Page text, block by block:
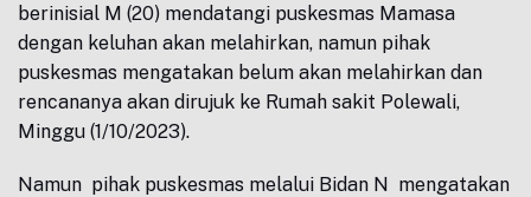
berinisial M (20) mendatangi puskesmas Mamasa
dengan keluhan akan melahirkan, namun pihak
puskesmas mengatakan belum akan melahirkan dan
rencananya akan dirujuk ke Rumah sakit Polewali,
Minggu (1/10/2023).
Namun pihak puskesmas melalui Bidan N mengatakan